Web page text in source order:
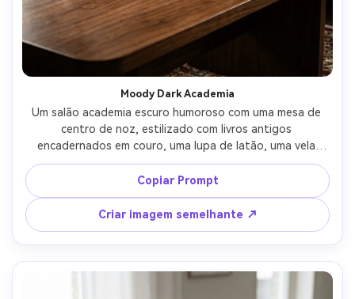
Moody Dark Academia
Um salão academia escuro humoroso com uma mesa de
centro de noz, estilizado com livros antigos
encadernados em couro, uma lupa de latão, uma vela
preta em um suporte canelado e um pequeno vaso de
flores secas, iluminação lateral dramática de uma lâmpada
sombreada, sombras profundas, tons marrom ricos,
tirado em Sony A7R V, 85mm, f/2, moldura apertada, foto
interior editorial de alto contraste, grão de madeira ultra
realista-AR 4:5
Copiar Prompt
Criar imagem semelhante ↗